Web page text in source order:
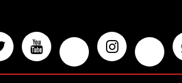
en Santa Cruz de las Flores